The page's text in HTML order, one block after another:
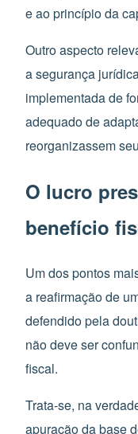
e ao princípio da
Outro aspecto
a segurança
implementada de
adequado de
reorganizassem
O lucro
benefício
Um dos pontos
a reafirmação de
defendido pela
não deve ser
fiscal.
Trata-se, na
apuração da base